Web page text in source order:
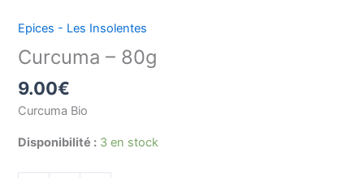
Epices - Les Insolentes
Curcuma – 80g
9.00€
Curcuma Bio
Disponibilité : 3 en stock